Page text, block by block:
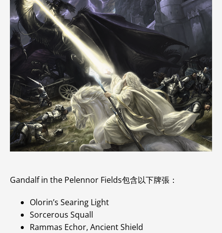
Gandalf in the Pelennor Fields包含以下牌張：
Olorin’s Searing Light
Sorcerous Squall
Rammas Echor, Ancient Shield